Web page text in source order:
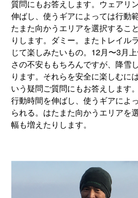
質問にもお答えします。ウェアリ
伸ばし、使うギアによっては行動
たまた向かうエリアを選択するこ
りします。ダミー。またトレイル
じて楽しみたいもの。12月〜3月
さの不安ももちろんですが、降雪
ります。それらを安全に楽しむに
いう疑問ご質問にもお答えします
行動時間を伸ばし、使うギアによ
られる。はたまた向かうエリアを
幅も増えたりします。